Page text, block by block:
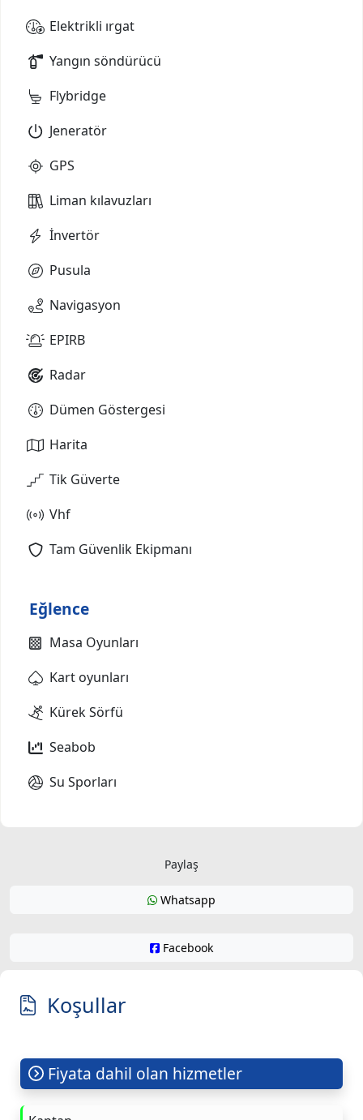
Elektrikli ırgat
Yangın söndürücü
Flybridge
Jeneratör
GPS
Liman kılavuzları
İnvertör
Pusula
Navigasyon
EPIRB
Radar
Dümen Göstergesi
Harita
Tik Güverte
Vhf
Tam Güvenlik Ekipmanı
Eğlence
Masa Oyunları
Kart oyunları
Kürek Sörfü
Seabob
Su Sporları
Paylaş
Whatsapp
Facebook
Koşullar
Fiyata dahil olan hizmetler